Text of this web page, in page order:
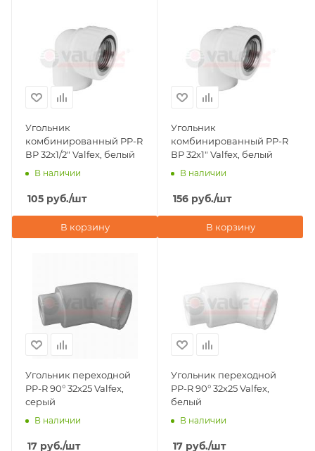
Угольник
комбинированный PP-R
ВР 32х1/2" Valfex, белый
В наличии
105 руб./шт
В корзину
Угольник
комбинированный PP-R
ВР 32х1" Valfex, белый
В наличии
156 руб./шт
В корзину
Угольник переходной
PP-R 90° 32х25 Valfex,
серый
В наличии
17 руб./шт
Угольник переходной
PP-R 90° 32х25 Valfex,
белый
В наличии
17 руб./шт